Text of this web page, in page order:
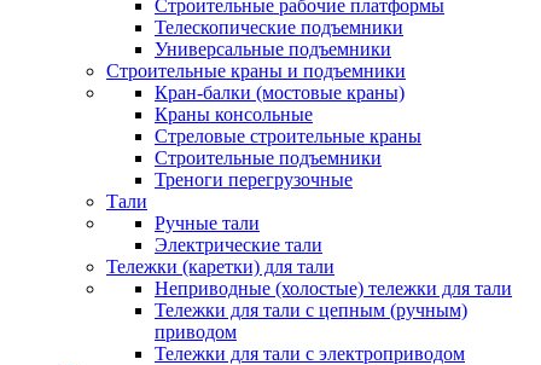
Строительные рабочие платформы
Телескопические подъемники
Универсальные подъемники
Строительные краны и подъемники
Кран-балки (мостовые краны)
Краны консольные
Стреловые строительные краны
Строительные подъемники
Треноги перегрузочные
Тали
Ручные тали
Электрические тали
Тележки (каретки) для тали
Неприводные (холостые) тележки для тали
Тележки для тали с цепным (ручным)
приводом
Тележки для тали с электроприводом